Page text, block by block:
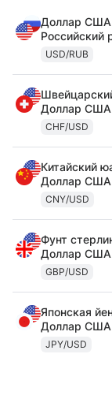
Доллар
Российский
USD/RUB
Доллар США
CHF/USD
Китайский
Доллар США
CNY/USD
Фунт
Доллар США
GBP/USD
Японская
Доллар США
JPY/USD